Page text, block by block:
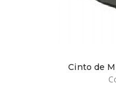
Cinto de